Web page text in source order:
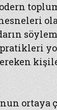
ortaya